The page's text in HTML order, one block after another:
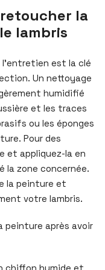
la
lambris
est la clé
Un nettoyage
humidifié
et les traces
ou les éponges
Pour des
et appliquez-la en
la zone concernée.
la peinture et
votre lambris.
peinture après avoir